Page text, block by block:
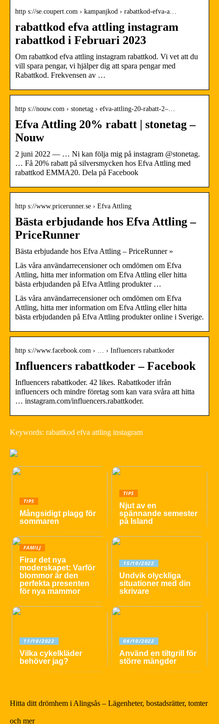
http s://se.coupert.com › kampanjkod › rabattkod-efva-a…
rabattkod efva attling instagram
rabattkod i Februari 2023
Om rabattkod efva attling instagram rabattkod. Vi vet att du
vill spara pengar, vi hjälper dig att spara pengar med
Rabattkod. Frekvensen av …
http s://nouw.com › stonetag › efva-attling-20-rabatt-2–…
Efva Attling 20% rabatt | stonetag –
Nouw
2 juni 2022 — … Ni kan följa mig på instagram @stonetag.
… Få 20% rabatt på silversmycken hos Efva Attling med
rabattkod EMMA20. Dela på Facebook
http s://www.pricerunner.se › Efva Attling
Bästa erbjudande hos Efva Attling –
PriceRunner
Bästa erbjudande hos Efva Attling – PriceRunner »
Läs våra användarrecensioner och omdömen om Efva
Attling, hitta mer information om Efva Attling eller hitta
bästa erbjudanden på Efva Attling produkter …
Läs våra användarrecensioner och omdömen om Efva
Attling, hitta mer information om Efva Attling eller hitta
bästa erbjudanden på Efva Attling produkter online i Sverige.
http s://www.facebook.com › … › Influencers rabattkoder
Influencers rabattkoder – Facebook
Influencers rabattkoder. 42 likes. Rabattkoder ifrån
influencers och mindre företag som kan vara svåra att hitta
… instagram.com/influencers.rabattkoder.
Keywords: rabattkod efva attling instagram
TIPS
Mångsidigt plagg för
sommaren
TIPS
Njut av en
spännande semester
på Island
FAMILJ
Firar det nya
moderskapet: Varför
blommor är den
perfekta presenten
för nya mammor
15/10/2022
Undvik olyckliga
situationer med din
skrivare
11/10/2022
Vilka cykelkläder
behöver jag?
06/10/2022
Använd en tiltgrill för
större mängder
Hitta ditt drömhem i Alingsås – Lägenheter, bostadsrätter, tomter
och mer